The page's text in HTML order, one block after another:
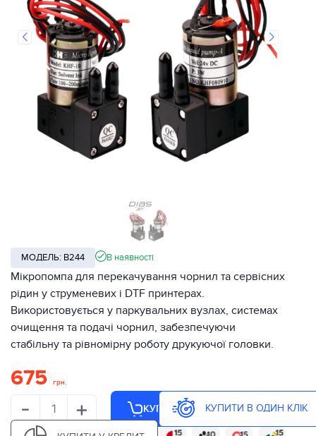
МОДЕЛЬ: B244 В наявності
Мікропомпа для перекачування чорнил та сервісних
рідин у струменевих і DTF принтерах.
Використовується у паркувальних вузлах, системах
очищення та подачі чорнил, забезпечуючи
стабільну та рівномірну роботу друкуючої головки.
675 грн.
- + КУПИТИ КУПИТИ В ОДИН КЛІК